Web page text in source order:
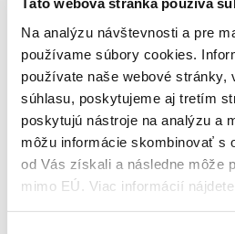
Na analýzu návštevnosti a pre
používame súbory cookies.
používate naše webové stránky,
súhlasu, poskytujeme aj tretím
poskytujú nástroje na analýzu a
môžu informácie skombinovať s
od Vás získali a následne môže
mimo EÚ. Viac informácií
ITIC
(+3,15 €
13,00